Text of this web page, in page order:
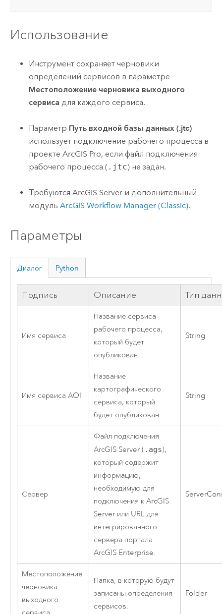
Использование
Инструмент сохраняет черновики
определений сервисов в параметре
Местоположение черновика выходного
сервиса для каждого сервиса.
Параметр Путь входной базы данных (.jtc)
использует подключение рабочего процесса в
проектеArcGIS Pro, если файл подключения
рабочего процесса ( .jtc) не задан.
ТребуютсяArcGIS Server и дополнительный
модульArcGIS Workflow Manager (Classic).
Параметры
Диалог Python
Подпись Описание Тип
Имя сервиса
Название сервиса
рабочего процесса,
который будет
опубликован.
String
Имя сервиса AOI
Название
картографического
сервиса, который
будет опубликован.
String
Сервер
Файл подключения
ArcGIS Server( .ags),
который содержит
информацию,
необходимую для
подключения к ArcGIS
Serverили URL для
интегрированного
сервера портала
ArcGIS Enterprise.
Местоположение
черновика
выходного
Папка, в которую будут
записаны определения
сервисов.
Folder